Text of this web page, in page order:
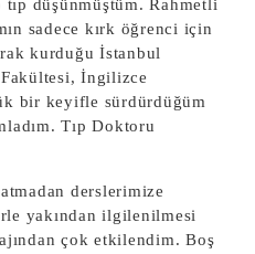
düşünmüştüm. Rahmetli
sadece kırk öğrenci için
kurduğu İstanbul
İngilizce
bir keyifle sürdürdüğüm
Tıp Doktoru
derslerimize
yakından ilgilenilmesi
çok etkilendim. Boş